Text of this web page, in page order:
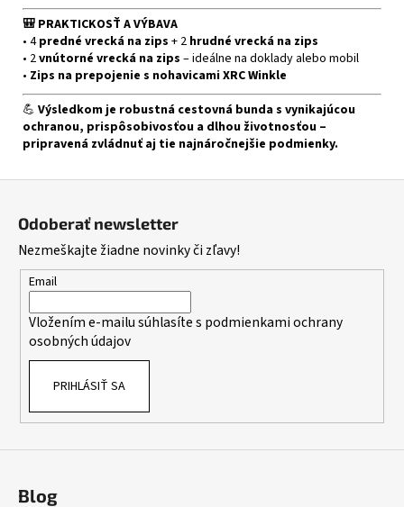
🎒 PRAKTICKOSŤ A VÝBAVA
• 4predné vrecká na zips + 2 hrudné vrecká na zips
• 2vnútorné vrecká na zips – ideálne na doklady alebo mobil
• Zips na prepojenie s nohavicami XRC Winkle
💪 Výsledkom je robustná cestovná bunda s vynikajúcou
ochranou, prispôsobivosťou a dlhou životnosťou –
pripravená zvládnuť aj tie najnáročnejšie podmienky.
Odoberať newsletter
Nezmeškajte žiadne novinky či zľavy!
Email
Vložením e-mailu súhlasíte s podmienkami ochrany
osobných údajov
PRIHLÁSIŤ SA
Blog